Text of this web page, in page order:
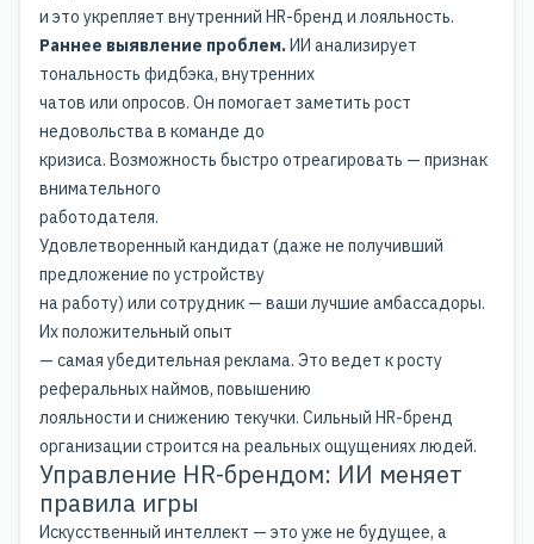
и это укрепляет внутренний HR-бренд и лояльность.
Раннее выявление проблем.ИИ анализирует
тональность фидбэка, внутренних
чатов или опросов. Он помогает заметить рост
недовольства в команде до
кризиса. Возможность быстро отреагировать — признак
внимательного
работодателя.
Удовлетворенный кандидат (даже не получивший
предложение по устройству
на работу) или сотрудник — ваши лучшие амбассадоры.
Их положительный опыт
— самая убедительная реклама. Это ведет к росту
реферальных наймов, повышению
лояльности и снижению текучки. Сильный HR-бренд
организации строится на реальных ощущениях людей.
Управление HR-брендом: ИИ меняет
правила игры
Искусственный интеллект — это уже не будущее, а